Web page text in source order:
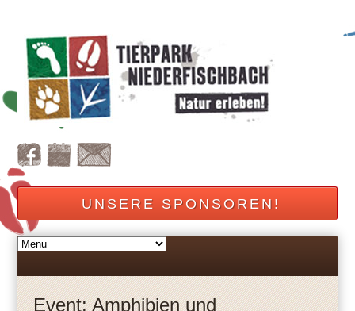
UNSERE SPONSOREN!
Event:Amphibien und